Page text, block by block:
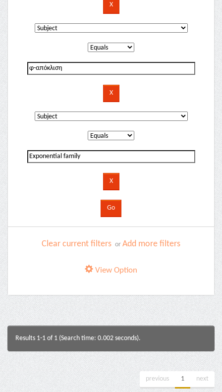
Clear current filters or Add more filters
View Option
Results 1-1 of 1 (Search time: 0.002 seconds).
previous 1 next